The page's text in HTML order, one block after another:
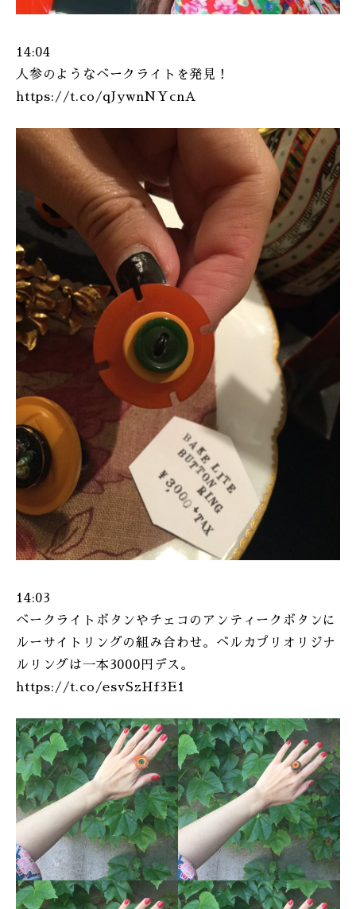
14:04
人参のようなベークライトを発見！
https://t.co/qJywnNYcnA
14:03
ベークライトボタンやチェコのアンティークボタンに
ルーサイトリングの組み合わせ。ベルカプリオリジナ
ルリングは一本3000円デス。
https://t.co/esvSzHf3E1